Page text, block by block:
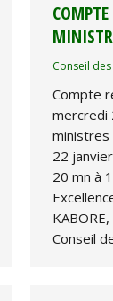
Conseil
Compte
mercredi
ministres
22
20 mn à
Conseil